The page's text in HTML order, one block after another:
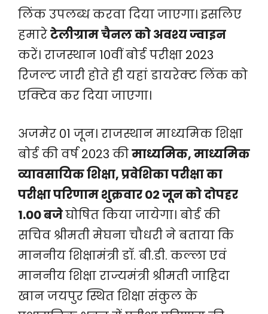
लिंक उपलब्ध करवा दिया जाएगा। इसलिए
हमारेटेलीग्राम चैनल को अवश्य ज्वाइन
करें। राजस्थान 10वीं बोर्ड परीक्षा 2023
रिजल्ट जारी होते ही यहां डायरेक्ट लिंक को
एक्टिव कर दिया जाएगा।
अजमेर 01 जून। राजस्थान माध्यमिक शिक्षा
बोर्ड की वर्ष 2023 कीमाध्यमिक, माध्यमिक
व्यावसायिक शिक्षा, प्रवेशिका परीक्षा का
परीक्षा परिणाम शुक्रवार 02 जून को दोपहर
1.00 बजेघोषित किया जायेगा। बोर्ड की
सचिव श्रीमती मेघना चौधरी ने बताया कि
माननीय शिक्षामंत्री डॉ. बी.डी. कल्ला एवं
माननीय शिक्षा राज्यमंत्री श्रीमती जाहिदा
खान जयपुर स्थित शिक्षा संकुल के